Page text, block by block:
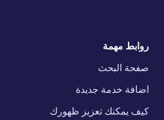
روابط مهمة
صفحة البحث
اضافة خدمة جديدة
كيف يمكنك تعزيز ظهورك